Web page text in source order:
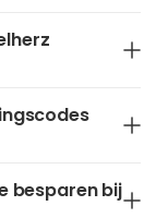
besparen bij